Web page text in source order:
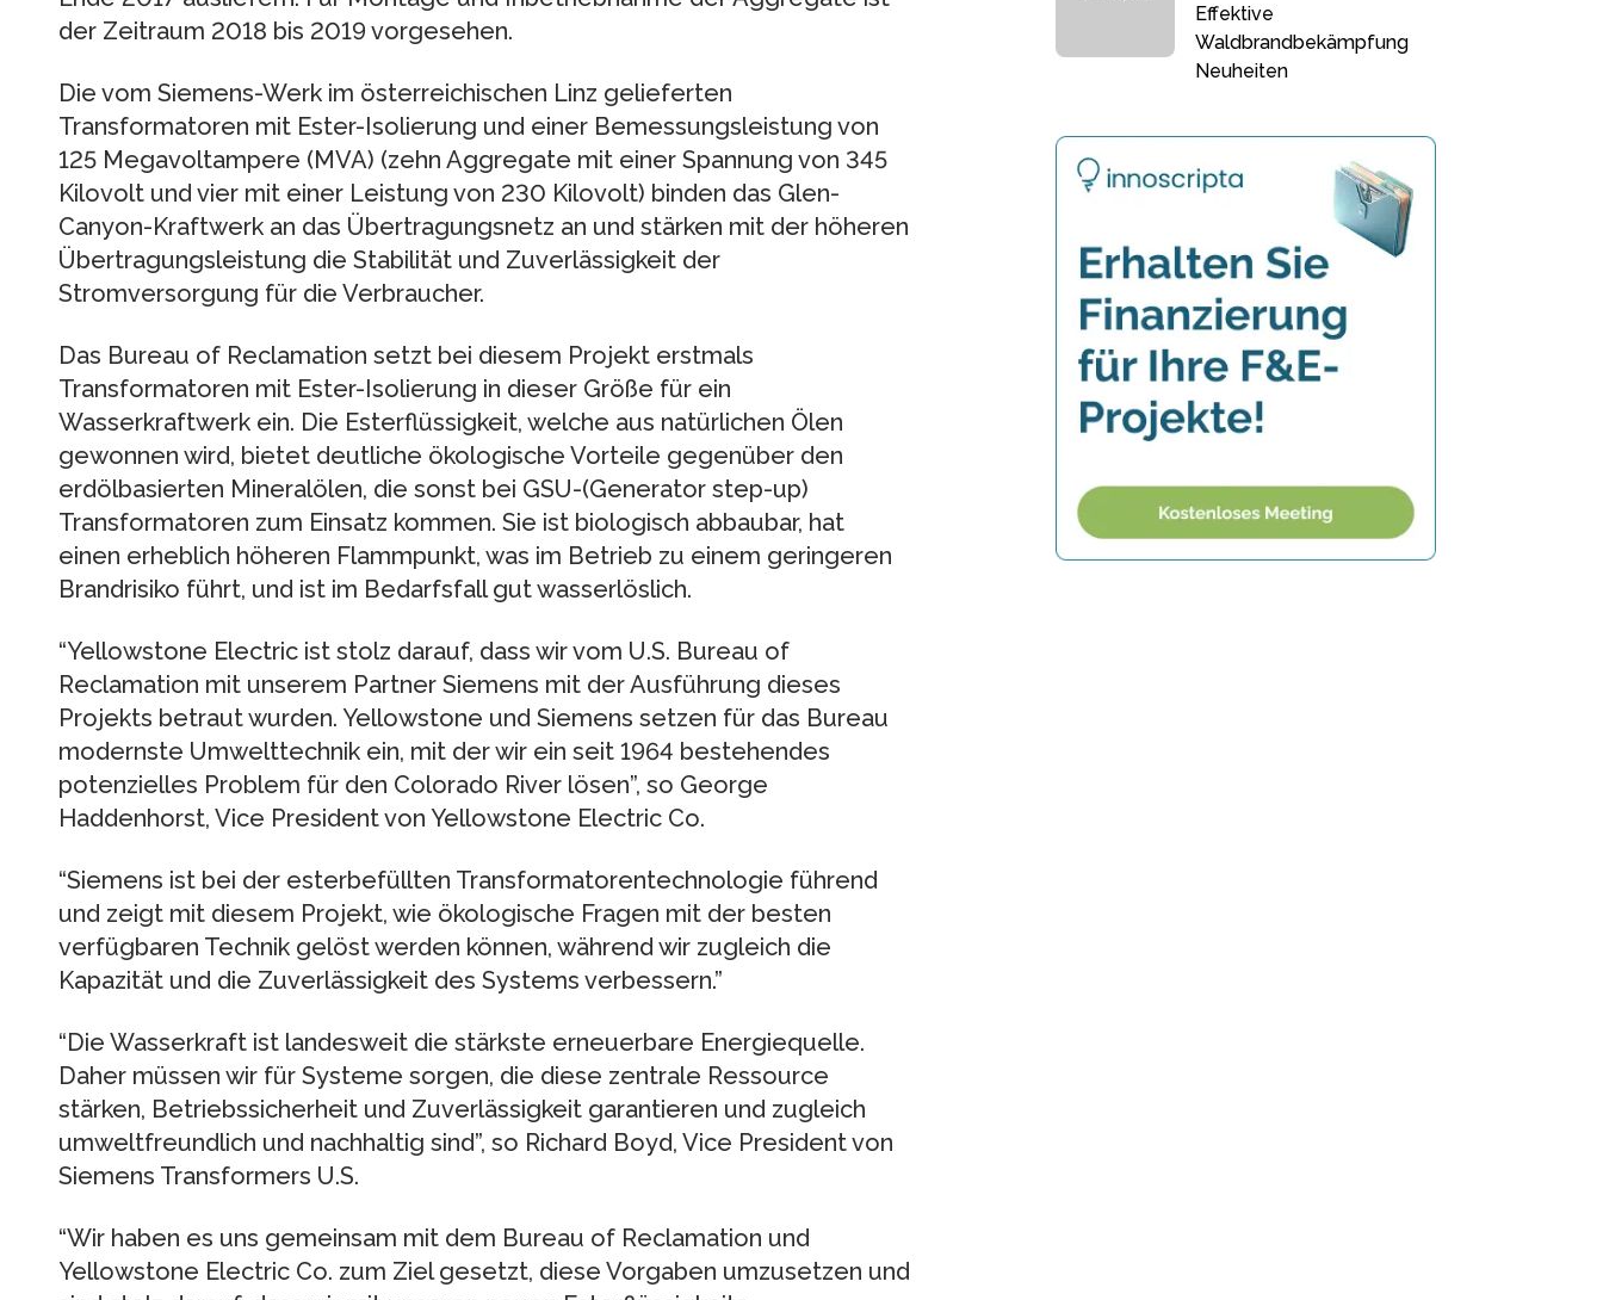
der Zeitraum 2018 bis 2019 vorgesehen.
Die vom Siemens-Werk im österreichischen Linz gelieferten
Transformatoren mit Ester-Isolierung und einer Bemessungsleistung von
125 Megavoltampere (MVA) (zehn Aggregate mit einer Spannung von 345
Kilovolt und vier mit einer Leistung von 230 Kilovolt) binden das Glen-
Canyon-Kraftwerk an das Übertragungsnetz an und stärken mit der höheren
Übertragungsleistung die Stabilität und Zuverlässigkeit der
Stromversorgung für die Verbraucher.
Das Bureau of Reclamation setzt bei diesem Projekt erstmals
Transformatoren mit Ester-Isolierung in dieser Größe für ein
Wasserkraftwerk ein. Die Esterflüssigkeit, welche aus natürlichen Ölen
gewonnen wird, bietet deutliche ökologische Vorteile gegenüber den
erdölbasierten Mineralölen, die sonst bei GSU-(Generator step-up)
Transformatoren zum Einsatz kommen. Sie ist biologisch abbaubar, hat
einen erheblich höheren Flammpunkt, was im Betrieb zu einem geringeren
Brandrisiko führt, und ist im Bedarfsfall gut wasserlöslich.
“Yellowstone Electric ist stolz darauf, dass wir vom U.S. Bureau of
Reclamation mit unserem Partner Siemens mit der Ausführung dieses
Projekts betraut wurden. Yellowstone und Siemens setzen für das Bureau
modernste Umwelttechnik ein, mit der wir ein seit 1964 bestehendes
potenzielles Problem für den Colorado River lösen”, so George
Haddenhorst, Vice President von Yellowstone Electric Co.
“Siemens ist bei der esterbefüllten Transformatorentechnologie führend
und zeigt mit diesem Projekt, wie ökologische Fragen mit der besten
verfügbaren Technik gelöst werden können, während wir zugleich die
Kapazität und die Zuverlässigkeit des Systems verbessern.”
“Die Wasserkraft ist landesweit die stärkste erneuerbare Energiequelle.
Daher müssen wir für Systeme sorgen, die diese zentrale Ressource
stärken, Betriebssicherheit und Zuverlässigkeit garantieren und zugleich
umweltfreundlich und nachhaltig sind”, so Richard Boyd, Vice President von
Siemens Transformers U.S.
“Wir haben es uns gemeinsam mit dem Bureau of Reclamation und
Yellowstone Electric Co. zum Ziel gesetzt, diese Vorgaben umzusetzen und
Effektive
Waldbrandbekämpfung
Neuheiten